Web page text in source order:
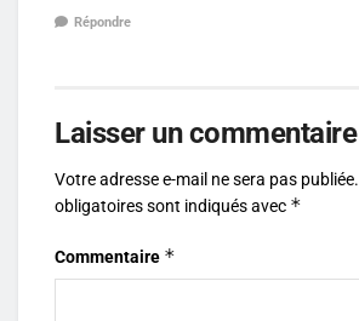
Répondre
Laisser un commentaire
Votre adresse e-mail ne sera pas publiée.
obligatoires sont indiqués avec *
Commentaire *